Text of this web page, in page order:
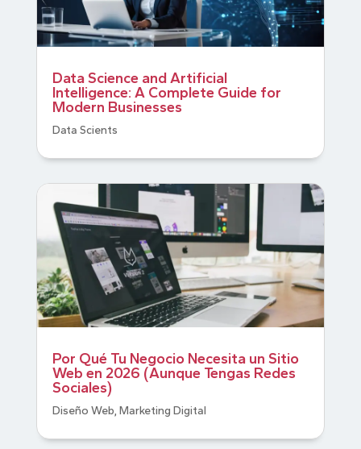
Data Science and Artificial
Intelligence: A Complete Guide for
Modern Businesses
Data Scients
Por Qué Tu Negocio Necesita un Sitio
Web en 2026 (Aunque Tengas Redes
Sociales)
Diseño Web, Marketing Digital